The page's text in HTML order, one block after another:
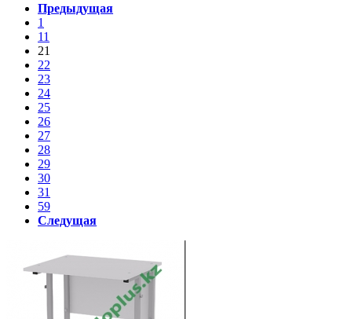
Предыдущая
1
11
21
22
23
24
25
26
27
28
29
30
31
59
Следущая